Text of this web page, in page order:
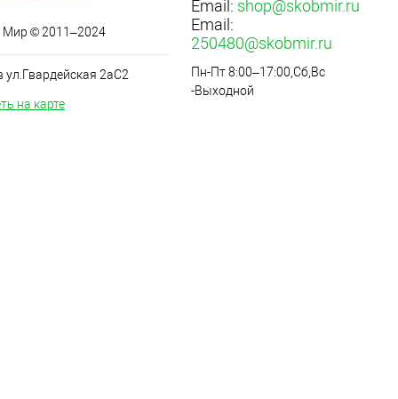
Мир © 2011–2024
ул.Гвардейская 2аС2
на карте
Email: shop@skobmir.ru
Email:
250480@skobmir.ru
Пн-Пт 8:00–17:00,Сб,Вс
-Выходной